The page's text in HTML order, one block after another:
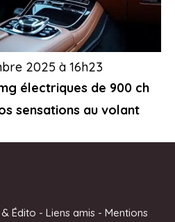
électriques de 900 ch
sensations au volant
2025 à 16h23
Édito - Liens amis - Mentions